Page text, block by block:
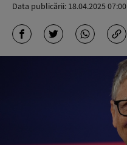
Data publicării: 18.04.2025 07:00